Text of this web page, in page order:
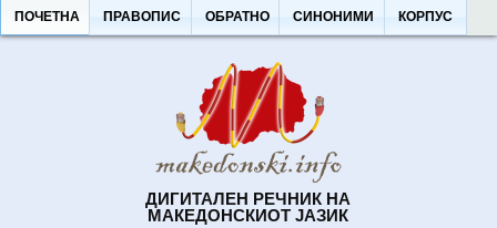
ДИГИТАЛЕН РЕЧНИК НА
МАКЕДОНСКИОТ ЈАЗИК
ПОЧЕТНА ПРАВОПИС ОБРАТНО СИНОНИМИ КОРПУС